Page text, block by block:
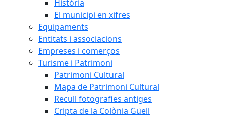
Història
El municipi en xifres
Equipaments
Entitats i associacions
Empreses i comerços
Turisme i Patrimoni
Patrimoni Cultural
Mapa de Patrimoni Cultural
Recull fotografies antiges
Cripta de la Colònia Güell